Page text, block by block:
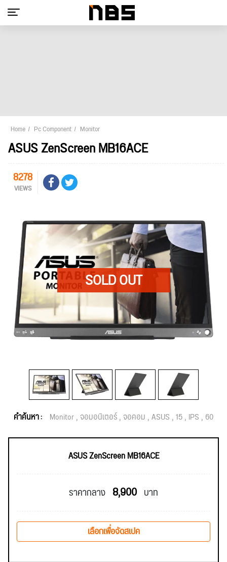
Home Pc Component Monitor
ASUS ZenScreen MB16ACE
8278
VIEWS
คำค้นหา : Monitor จอมอนิเตอร์ จอคอม ASUS 15 IPS 60
ASUS ZenScreen MB16ACE
ราคากลาง 8,900 บาท
เลือกเพื่อจัดสเปค